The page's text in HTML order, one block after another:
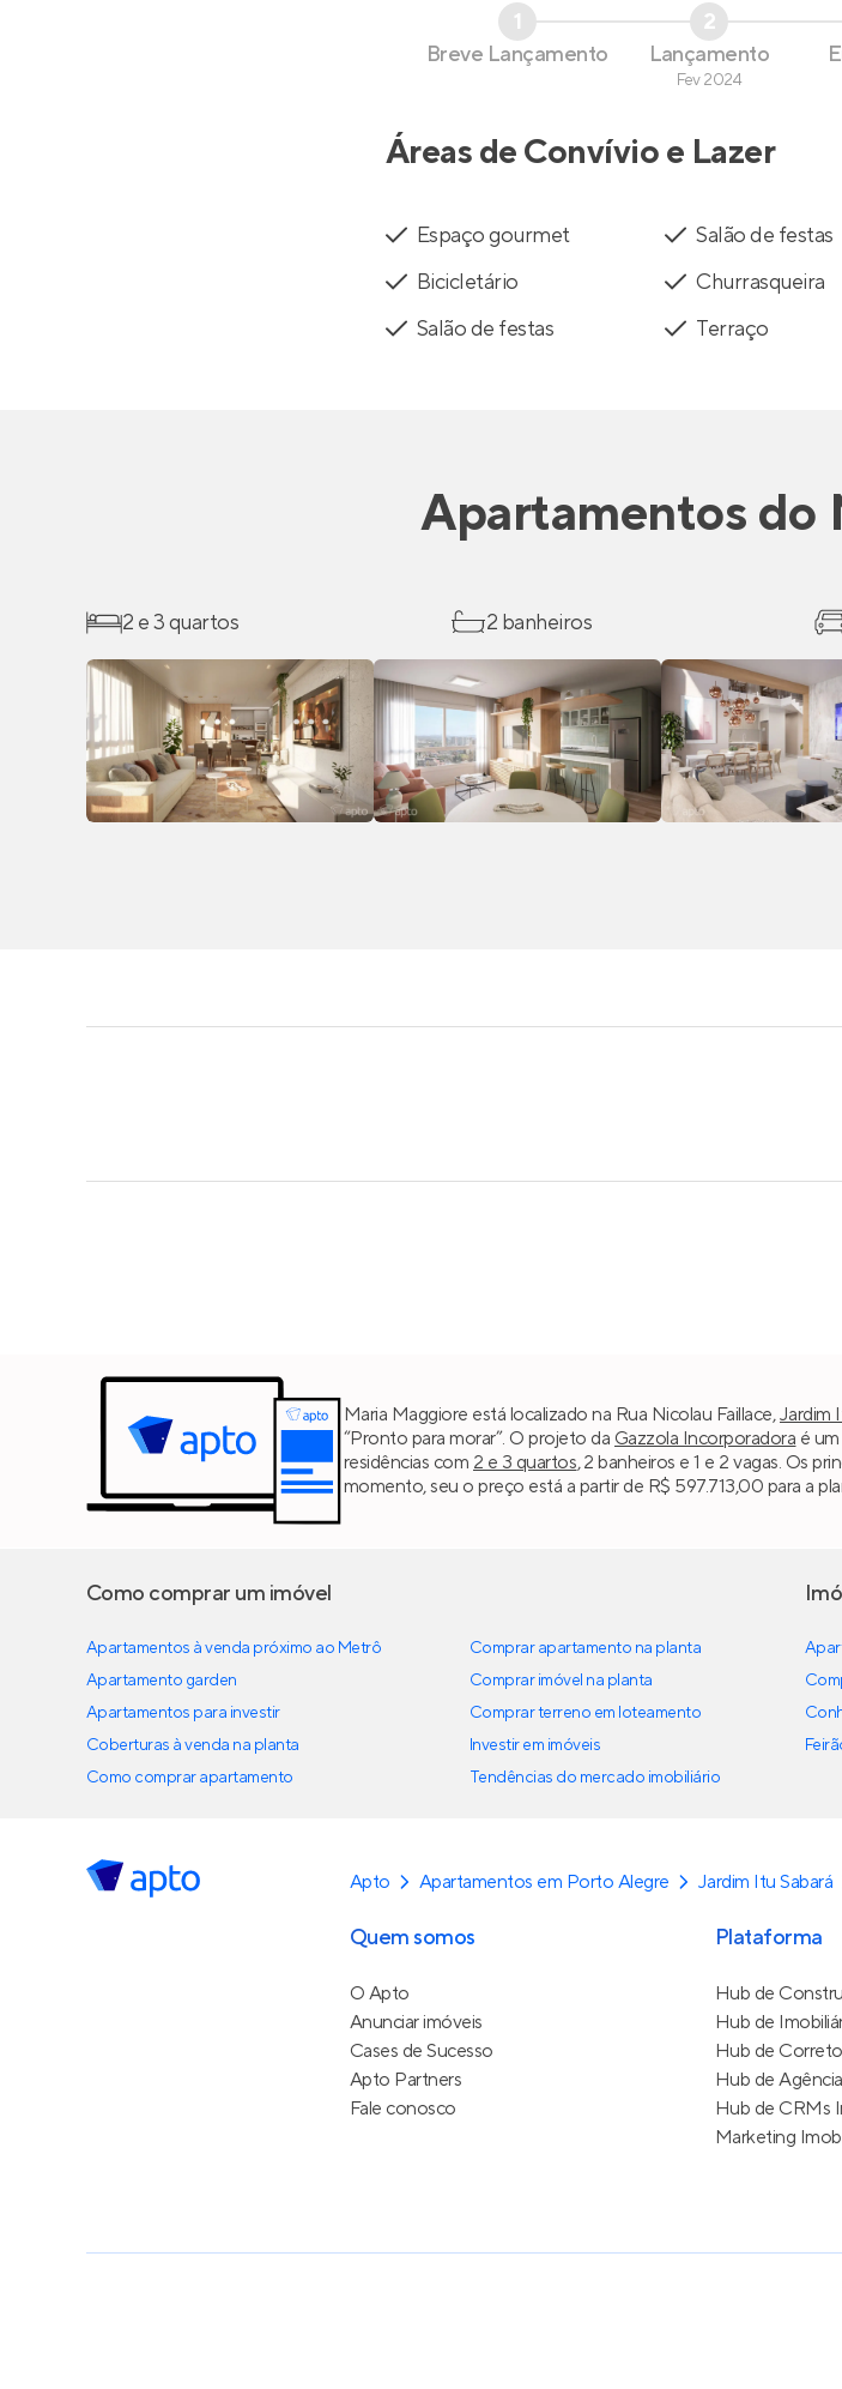
1
Breve Lançamento
2
Lançamento
Fev 2024
Áreas de Convívio e Lazer
Espaço gourmet Salão de festas
Bicicletário
Churrasqueira
Salão de festas
Terraço
Apartamentos do
2 e 3 quartos 2 banheiros
Maria Maggiore está localizado na Rua Nicolau Faillace,Jardim
“Pronto para morar”. O projeto da Gazzola Incorporadora é
residências com 2 e 3 quartos, 2 banheiros e 1 e 2 vagas. Os
momento, seu o preço está a partir de R$ 597.713,00 para a
Como comprar um imóvel
Apartamentos à venda próximo ao Metrô
Apartamento garden
Apartamentos para investir
Coberturas à venda na planta
Como comprar apartamento
Comprar apartamento na planta
Comprar imóvel na planta
Comprar terreno em loteamento
Investir em imóveis
Tendências do mercado imobiliário
Apto Apartamentos em Porto Alegre Jardim Itu Sabará
Quem somos
O Apto
Anunciar imóveis
Cases de Sucesso
Apto Partners
Fale conosco
Plataforma
Hub de
Hub de
Hub de
Hub de
Hub de CRMs
Marketing